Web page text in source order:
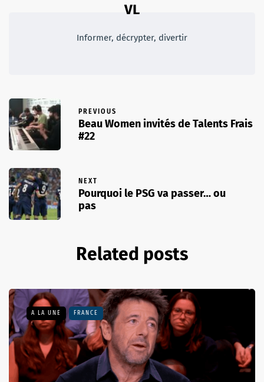
VL
Informer, décrypter, divertir
PREVIOUS
Beau Women invités de Talents Frais
#22
NEXT
Pourquoi le PSG va passer… ou
pas
Related posts
A LA UNE FRANCE